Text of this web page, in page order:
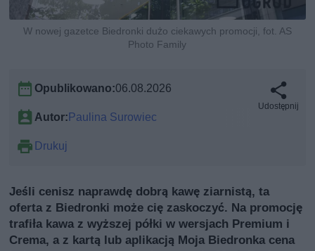
W nowej gazetce Biedronki dużo ciekawych promocji, fot. AS
Photo Family
Opublikowano:06.08.2026
Autor: Paulina Surowiec
Drukuj
Udostępnij
Jeśli cenisz naprawdę dobrą kawę ziarnistą, ta
oferta z Biedronki może cię zaskoczyć. Na promocję
trafiła kawa z wyższej półki w wersjach Premium i
Crema, a z kartą lub aplikacją Moja Biedronka cena